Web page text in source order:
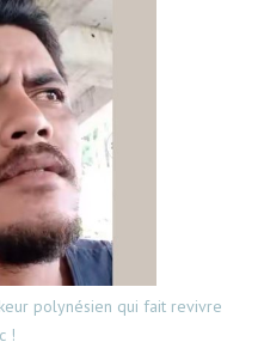
polynésien qui fait revivre
!